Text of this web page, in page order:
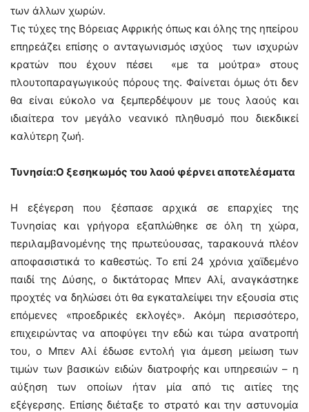
των άλλων χωρών.
Τις τύχες της Βόρειας Αφρικής όπως και όλης της ηπείρου
επηρεάζει επίσης ο ανταγωνισμός ισχύος των ισχυρών
κρατών που έχουν πέσει «με τα μούτρα» στους
πλουτοπαραγωγικούς πόρους της. Φαίνεται όμως ότι δεν
θα είναι εύκολο να ξεμπερδέψουν με τους λαούς και
ιδιαίτερα τον μεγάλο νεανικό πληθυσμό που διεκδικεί
καλύτερη ζωή.
Τυνησία:Ο ξεσηκωμός του λαού φέρνει αποτελέσματα
Η εξέγερση που ξέσπασε αρχικά σε επαρχίες της
Τυνησίας και γρήγορα εξαπλώθηκε σε όλη τη χώρα,
περιλαμβανομένης της πρωτεύουσας, ταρακουνά πλέον
αποφασιστικά το καθεστώς. Το επί 24 χρόνια χαϊδεμένο
παιδί της Δύσης, ο δικτάτορας Μπεν Αλί, αναγκάστηκε
προχτές να δηλώσει ότι θα εγκαταλείψει την εξουσία στις
επόμενες «προεδρικές εκλογές». Ακόμη περισσότερο,
επιχειρώντας να αποφύγει την εδώ και τώρα ανατροπή
του, ο Μπεν Αλί έδωσε εντολή για άμεση μείωση των
τιμών των βασικών ειδών διατροφής και υπηρεσιών – η
αύξηση των οποίων ήταν μία από τις αιτίες της
εξέγερσης. Επίσης διέταξε το στρατό και την αστυνομία